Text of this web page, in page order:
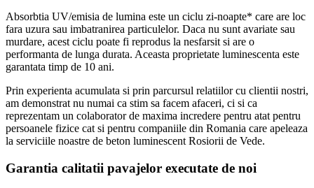
Absorbtia UV/emisia de lumina este un ciclu zi-noapte* care are loc
fara uzura sau imbatranirea particulelor. Daca nu sunt avariate sau
murdare, acest ciclu poate fi reprodus la nesfarsit si are o
performanta de lunga durata. Aceasta proprietate luminescenta este
garantata timp de 10 ani.
Prin experienta acumulata si prin parcursul relatiilor cu clientii nostri,
am demonstrat nu numai ca stim sa facem afaceri, ci si ca
reprezentam un colaborator de maxima incredere pentru atat pentru
persoanele fizice cat si pentru companiile din Romania care apeleaza
la serviciile noastre de beton luminescent Rosiorii de Vede.
Garantia calitatii pavajelor executate de noi